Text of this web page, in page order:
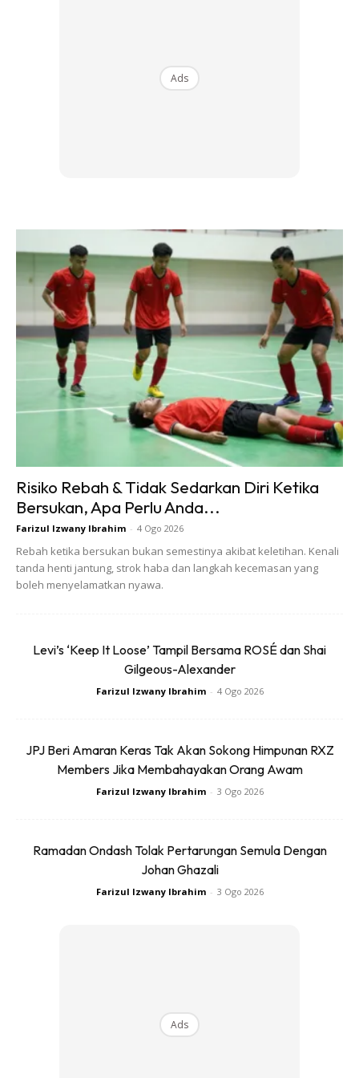
This Is What We Wanted To Deliver To Our
Fans More Than Anything. This Is A Club
That Should Always Compete For
Everything And Be Right At The Top. No
Excuses. All Teams Win Games But In The
End There’s Only One Champion. That’s
What History Remembers And This Applies
To Next…Pic.twitter.com/pT9QZAc4Z9
— Mohamed Salah (@MoSalah)April 29,
2025
Mo Salah bakal menamatkan musim ini besar kemungkinan
pandangan ke hadapan.
Dengan penuh tekad, beliau menegaskan, “Musim depan
Kejayaan hari ini adalah motivasi untuk mengejar kejayaan
yang lebih besar esok. Ini adalah prinsip penting bagi
Ads
Risiko Rebah & Tidak Sedarkan Diri Ketika
Bersukan, Apa Perlu Anda...
Farizul Izwany Ibrahim - 4 Ogo 2026
Rebah ketika bersukan bukan semestinya akibat keletihan. Kenali
tanda henti jantung, strok haba dan langkah kecemasan yang
boleh menyelamatkan nyawa.
Levi’s ‘Keep It Loose’ Tampil Bersama ROSÉ dan Shai
Gilgeous-Alexander
Farizul Izwany Ibrahim - 4 Ogo 2026
JPJ Beri Amaran Keras Tak Akan Sokong Himpunan RXZ
Members Jika Membahayakan Orang Awam
Farizul Izwany Ibrahim - 3 Ogo 2026
Ramadan Ondash Tolak Pertarungan Semula Dengan
Johan Ghazali
Farizul Izwany Ibrahim - 3 Ogo 2026
Ads